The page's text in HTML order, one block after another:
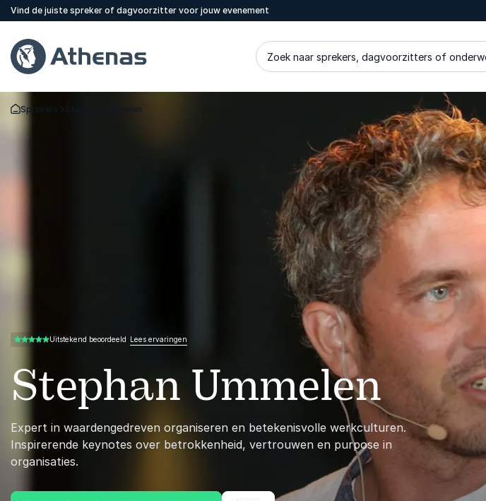
Vind de juiste spreker of dagvoorzitter voor jouw evenement
Zoek naar sprekers, dagvoorzitters of
Terug naar de startpagina
Sprekers Stephan Ummelen
Stephan Ummelen
Expert in waardengedreven organiseren en betekenisvolle werkculturen.
Inspirerende keynotes over betrokkenheid, vertrouwen en purpose in
organisaties.
5.00 van 5Uitstekend beoordeeld Lees ervaringen